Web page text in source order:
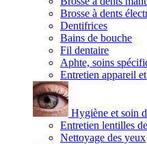
Brosse à dents
Dentifrices
Bains de bouche
Fil dentaire
Aphte, soins
Entretien appareil
Hygiène et soin
Entretien lentilles
Nettoyage des yeux